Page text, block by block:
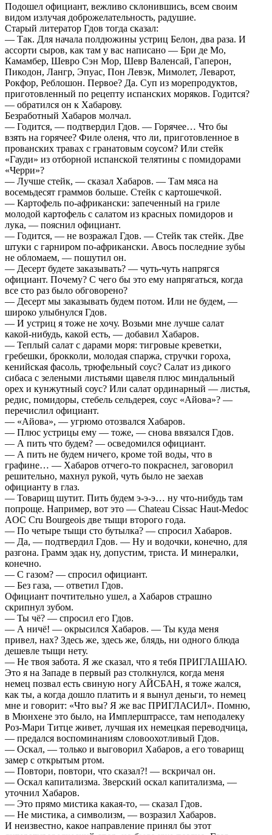
Подошел официант, вежливо склонившись, всем своим
видом излучая доброжелательность, радушие.
Старый литератор Гдов тогда сказал:
— Так. Для начала полдюжины устриц Белон, два раза. И
ассорти сыров, как там у вас написано — Бри де Мо,
Камамбер, Шевро Сэн Мор, Шевр Валенсай, Гаперон,
Пикодон, Лангр, Эпуас, Пон Левэк, Мимолет, Леварот,
Рокфор, Реблошон. Первое? Да. Суп из морепродуктов,
приготовленный по рецепту испанских моряков. Годится?
— обратился он к Хабарову.
Безработный Хабаров молчал.
— Годится, — подтвердил Гдов. — Горячее… Что бы
взять на горячее? Филе оленя, что ли, приготовленное в
прованских травах с гранатовым соусом? Или стейк
«Гауди» из отборной испанской телятины с помидорами
«Черри»?
— Лучше стейк, — сказал Хабаров. — Там мяса на
восемьдесят граммов больше. Стейк с картошечкой.
— Картофель по-африкански: запеченный на гриле
молодой картофель с салатом из красных помидоров и
лука, — пояснил официант.
— Годится, — не возражал Гдов. — Стейк так стейк. Две
штуки с гарниром по-африкански. Авось последние зубы
не обломаем, — пошутил он.
— Десерт будете заказывать? — чуть-чуть напрягся
официант. Почему? С чего бы это ему напрягаться, когда
все сто раз было обговорено?
— Десерт мы заказывать будем потом. Или не будем, —
широко улыбнулся Гдов.
— И устриц я тоже не хочу. Возьми мне лучше салат
какой-нибудь, какой есть, — добавил Хабаров.
— Теплый салат с дарами моря: тигровые креветки,
гребешки, брокколи, молодая спаржа, стручки гороха,
кенийская фасоль, трюфельный соус? Салат из дикого
сибаса с зелеными листьями щавеля плюс миндальный
орех и кунжутный соус? Или салат ординарный — листья,
редис, помидоры, стебель сельдерея, соус «Айова»? —
перечислил официант.
— «Айова», — угрюмо отозвался Хабаров.
— Плюс устрицы ему — тоже, — снова ввязался Гдов.
— А пить что будем? — осведомился официант.
— А пить не будем ничего, кроме той воды, что в
графине… — Хабаров отчего-то покраснел, заговорил
решительно, махнул рукой, чуть было не заехав
официанту в глаз.
— Товарищ шутит. Пить будем э-э-э… ну что-нибудь там
попроще. Например, вот это — Chateau Cissac Haut-Medoc
AOC Cru Bourgeois две тыщи второго года.
— По четыре тыщи сто бутылка? — спросил Хабаров.
— Да, — подтвердил Гдов. — Ну и водочки, конечно, для
разгона. Грамм эдак ну, допустим, триста. И минералки,
конечно.
— С газом? — спросил официант.
— Без газа, — ответил Гдов.
Официант почтительно ушел, а Хабаров страшно
скрипнул зубом.
— Ты чё? — спросил его Гдов.
— А ничё! — окрысился Хабаров. — Ты куда меня
привел, нах? Здесь же, здесь же, блядь, ни одного блюда
дешевле тыщи нету.
— Не твоя забота. Я же сказал, что я тебя ПРИГЛАШАЮ.
Это я на Западе в первый раз столкнулся, когда меня
немец позвал есть свиную ногу АЙСБАН, я тоже жался,
как ты, а когда дошло платить и я вынул деньги, то немец
мне и говорит: «Что вы? Я же вас ПРИГЛАСИЛ». Помню,
в Мюнхене это было, на Имплерштрассе, там неподалеку
Роз-Мари Титце живет, лучшая их немецкая переводчица,
— предался воспоминаниям словоохотливый Гдов.
— Оскал, — только и выговорил Хабаров, а его товарищ
замер с открытым ртом.
— Повтори, повтори, что сказал?! — вскричал он.
— Оскал капитализма. Зверский оскал капитализма, —
уточнил Хабаров.
— Это прямо мистика какая-то, — сказал Гдов.
— Не мистика, а символизм, — возразил Хабаров.
И неизвестно, какое направление принял бы этот